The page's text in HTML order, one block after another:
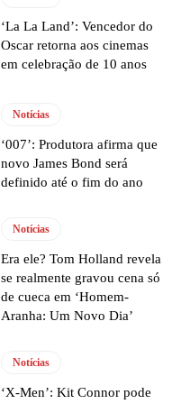
‘La La Land’: Vencedor do
Oscar retorna aos cinemas
em celebração de 10 anos
Notícias
‘007’: Produtora afirma que
novo James Bond será
definido até o fim do ano
Notícias
Era ele? Tom Holland revela
se realmente gravou cena só
de cueca em ‘Homem-
Aranha: Um Novo Dia’
Notícias
‘X-Men’: Kit Connor pode